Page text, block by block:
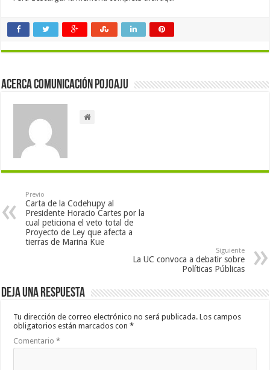
Acerca Comunicación Pojoaju
Previo
Carta de la Codehupy al
Presidente Horacio Cartes por la
cual peticiona el veto total de
Proyecto de Ley que afecta a
tierras de Marina Kue
Siguiente
La UC convoca a debatir sobre
Políticas Públicas
Deja una respuesta
Tu dirección de correo electrónico no será publicada. Los campos
obligatorios están marcados con*
Comentario*